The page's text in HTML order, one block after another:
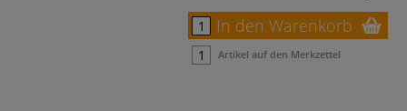
In den Warenkorb
Artikel auf den Merkzettel